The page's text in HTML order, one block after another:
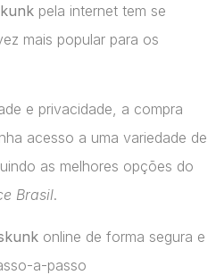
pela internet tem se
mais popular para os
e privacidade, a compra
acesso a uma variedade de
as melhores opções do
Brasil.
online de forma segura e
a-passo